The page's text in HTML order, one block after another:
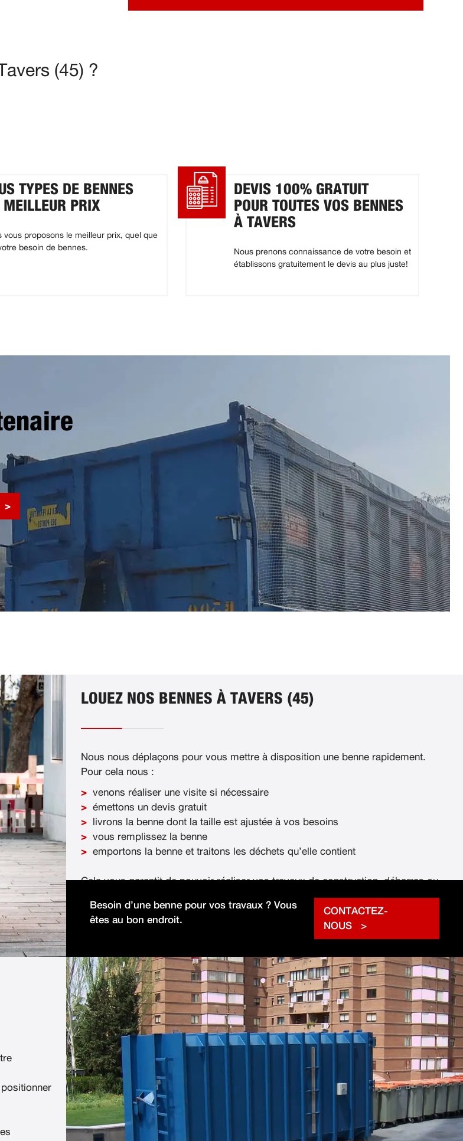
(45) ?
TYPES DE BENNES
MEILLEUR PRIX
vous proposons le meilleur prix, quel que
besoin de bennes.
DEVIS 100% GRATUIT
POUR TOUTES VOS BENNES
À TAVERS
Nous prenons connaissance de votre besoin et
établissons gratuitement le devis au plus juste!
LOUEZ NOS BENNES À TAVERS (45)
Nous nous déplaçons pour vous mettre à disposition une benne rapidement.
Pour cela nous :
venons réaliser une visite si nécessaire
émettons un devis gratuit
livrons la benne dont la taille est ajustée à vos besoins
vous remplissez la benne
emportons la benne et traitons les déchets qu’elle contient
Cela vous garantit de pouvoir réaliser vos travaux de construction, débarras ou
Besoin d’une benne pour vos travaux ? Vous
êtes au bon endroit.
CONTACTEZ-
NOUS